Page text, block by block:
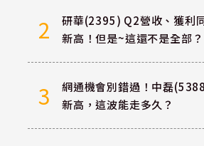
2
研華(2395) Q2營收、獲利
新高！但是~這還不是全部？
3
網通機會別錯過！中磊
新高，這波能走多久？